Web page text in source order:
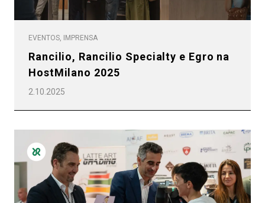
EVENTOS, IMPRENSA
Rancilio, Rancilio Specialty e Egro na
HostMilano 2025
2.10.2025